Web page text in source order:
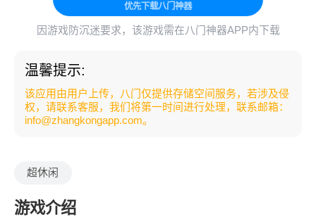
优先下载八门神器
因游戏防沉迷要求，该游戏需在八门神器APP内下载
温馨提示:
该应用由用户上传，八门仅提供存储空间服务，若涉及侵
权，请联系客服，我们将第一时间进行处理，联系邮箱：
info@zhangkongapp.com。
超休闲
游戏介绍